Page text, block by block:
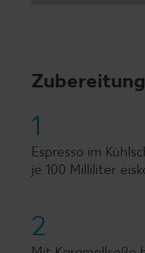
Zubereitung
1
Espresso im
je 100 Milliliter
2